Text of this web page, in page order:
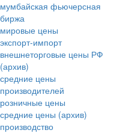
мумбайская фьючерсная
биржа
мировые цены
экспорт-импорт
внешнеторговые цены РФ
(архив)
средние цены
производителей
розничные цены
средние цены (архив)
производство